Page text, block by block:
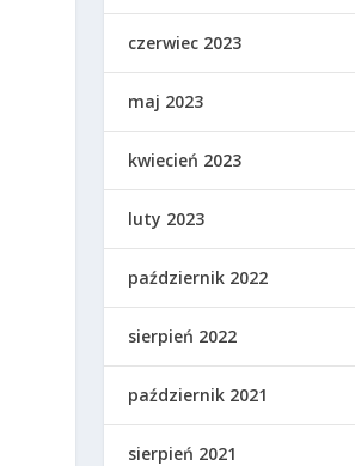
czerwiec 2023
maj 2023
kwiecień 2023
luty 2023
październik 2022
sierpień 2022
październik 2021
sierpień 2021